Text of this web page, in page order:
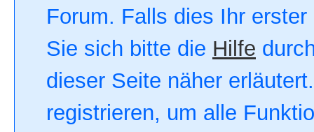
Forum. Falls dies Ihr
Sie sich bitte die Hilfe
dieser Seite näher
registrieren, um alle